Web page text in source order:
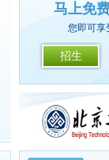
马上免
您即可享
招生